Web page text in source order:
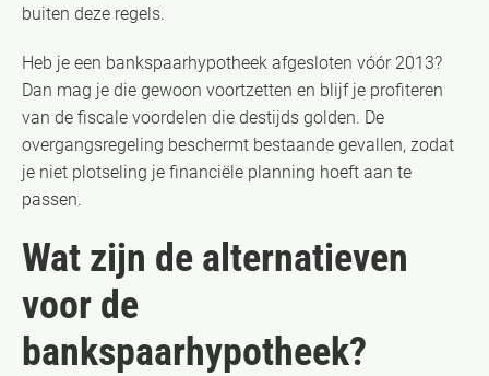
buiten deze regels.
Heb je een bankspaarhypotheek afgesloten vóór 2013?
Dan mag je die gewoon voortzetten en blijf je profiteren
van de fiscale voordelen die destijds golden. De
overgangsregeling beschermt bestaande gevallen, zodat
je niet plotseling je financiële planning hoeft aan te
passen.
Wat zijn de alternatieven
voor de
bankspaarhypotheek?